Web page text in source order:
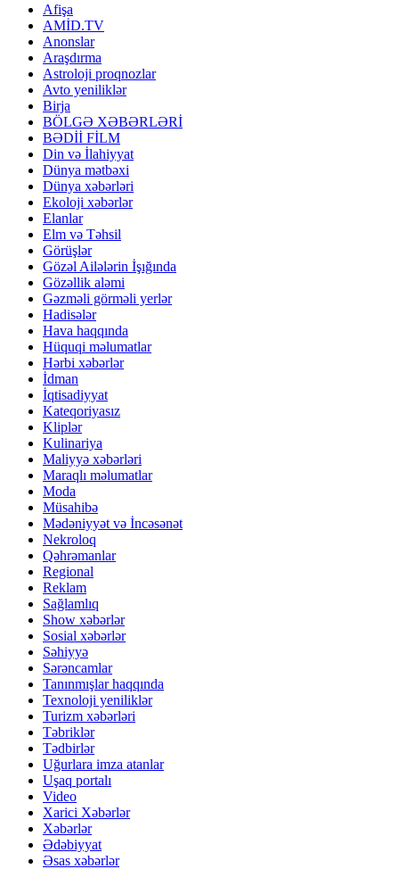
Afişa
AMİD.TV
Anonslar
Araşdırma
Astroloji proqnozlar
Avto yeniliklər
Birja
BÖLGƏ XƏBƏRLƏRİ
BƏDİİ FİLM
Din və İlahiyyat
Dünya mətbəxi
Dünya xəbərləri
Ekoloji xəbərlər
Elanlar
Elm və Təhsil
Görüşlər
Gözəl Ailələrin İşığında
Gözəllik aləmi
Gəzməli görməli yerlər
Hadisələr
Hava haqqında
Hüquqi məlumatlar
Hərbi xəbərlər
İdman
İqtisadiyyat
Kateqoriyasız
Kliplər
Kulinariya
Maliyyə xəbərləri
Maraqlı məlumatlar
Moda
Müsahibə
Mədəniyyət və İncəsənət
Nekroloq
Qəhrəmanlar
Regional
Reklam
Sağlamlıq
Show xəbərlər
Sosial xəbərlər
Səhiyyə
Sərəncamlar
Tanınmışlar haqqında
Texnoloji yeniliklər
Turizm xəbərləri
Təbriklər
Tədbirlər
Uğurlara imza atanlar
Uşaq portalı
Video
Xarici Xəbərlər
Xəbərlər
Ədəbiyyat
Əsas xəbərlər